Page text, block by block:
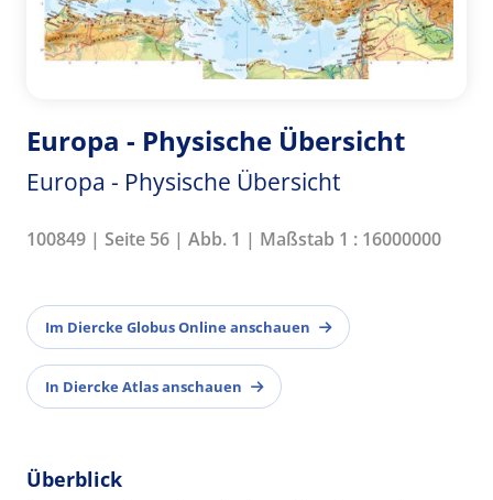
Europa - Physische Übersicht
Europa - Physische Übersicht
100849 | Seite 56 | Abb. 1 | Maßstab 1 : 16000000
Im Diercke Globus Online anschauen
In Diercke Atlas anschauen
Überblick